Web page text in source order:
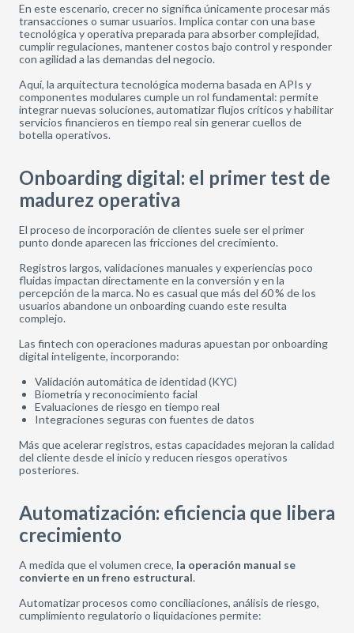
En este escenario, crecer no significa únicamente procesar más
transacciones o sumar usuarios. Implica contar con una base
tecnológica y operativa preparada para absorber complejidad,
cumplir regulaciones, mantener costos bajo control y responder
con agilidad a las demandas del negocio.
Aquí, la arquitectura tecnológica moderna basada en APIs y
componentes modulares cumple un rol fundamental: permite
integrar nuevas soluciones, automatizar flujos críticos y habilitar
servicios financieros en tiempo real sin generar cuellos de
botella operativos.
Onboarding digital: el primer test de
madurez operativa
El proceso de incorporación de clientes suele ser el primer
punto donde aparecen las fricciones del crecimiento.
Registros largos, validaciones manuales y experiencias poco
fluidas impactan directamente en la conversión y en la
percepción de la marca. No es casual que más del 60 % de los
usuarios abandone un onboarding cuando este resulta
complejo.
Las fintech con operaciones maduras apuestan por onboarding
digital inteligente, incorporando:
Validación automática de identidad (KYC)
Biometría y reconocimiento facial
Evaluaciones de riesgo en tiempo real
Integraciones seguras con fuentes de datos
Más que acelerar registros, estas capacidades mejoran la calidad
del cliente desde el inicio y reducen riesgos operativos
posteriores.
Automatización: eficiencia que libera
crecimiento
A medida que el volumen crece, la operación manual se
convierte en un freno estructural.
Automatizar procesos como conciliaciones, análisis de riesgo,
cumplimiento regulatorio o liquidaciones permite: